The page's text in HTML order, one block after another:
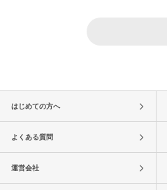
はじめての方へ
よくある質問
運営会社